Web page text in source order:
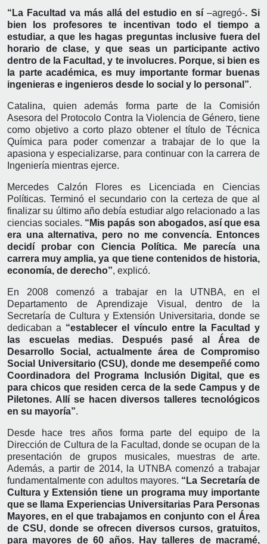
“La Facultad va más allá del estudio en sí –agregó-. Si
bien los profesores te incentivan todo el tiempo a
estudiar, a que les hagas preguntas inclusive fuera del
horario de clase, y que seas un participante activo
dentro de la Facultad, y te involucres. Porque, si bien es
la parte académica, es muy importante formar buenas
ingenieras e ingenieros desde lo social y lo personal”.
Catalina, quien además forma parte de la Comisión
Asesora del Protocolo Contra la Violencia de Género, tiene
como objetivo a corto plazo obtener el título de Técnica
Química para poder comenzar a trabajar de lo que la
apasiona y especializarse, para continuar con la carrera de
Ingeniería mientras ejerce.
Mercedes Calzón Flores es Licenciada en Ciencias
Políticas. Terminó el secundario con la certeza de que al
finalizar su último año debía estudiar algo relacionado a las
ciencias sociales. “Mis papás son abogados, así que esa
era una alternativa, pero no me convencía. Entonces
decidí probar con Ciencia Política. Me parecía una
carrera muy amplia, ya que tiene contenidos de historia,
economía, de derecho”, explicó.
En 2008 comenzó a trabajar en la UTNBA, en el
Departamento de Aprendizaje Visual, dentro de la
Secretaría de Cultura y Extensión Universitaria, donde se
dedicaban a “establecer el vínculo entre la Facultad y
las escuelas medias. Después pasé al Área de
Desarrollo Social, actualmente área de Compromiso
Social Universitario (CSU), donde me desempeñé como
Coordinadora del Programa Inclusión Digital, que es
para chicos que residen cerca de la sede Campus y de
Piletones. Allí se hacen diversos talleres tecnológicos
en su mayoría”.
Desde hace tres años forma parte del equipo de la
Dirección de Cultura de la Facultad, donde se ocupan de la
presentación de grupos musicales, muestras de arte.
Además, a partir de 2014, la UTNBA comenzó a trabajar
fundamentalmente con adultos mayores. “La Secretaría de
Cultura y Extensión tiene un programa muy importante
que se llama Experiencias Universitarias Para Personas
Mayores, en el que trabajamos en conjunto con el Área
de CSU, donde se ofrecen diversos cursos, gratuitos,
para mayores de 60 años. Hay talleres de macramé,